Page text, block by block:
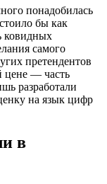
понадобилась
бы как
ковидных
самого
претендентов
цене — часть
разработали
на язык цифр
в